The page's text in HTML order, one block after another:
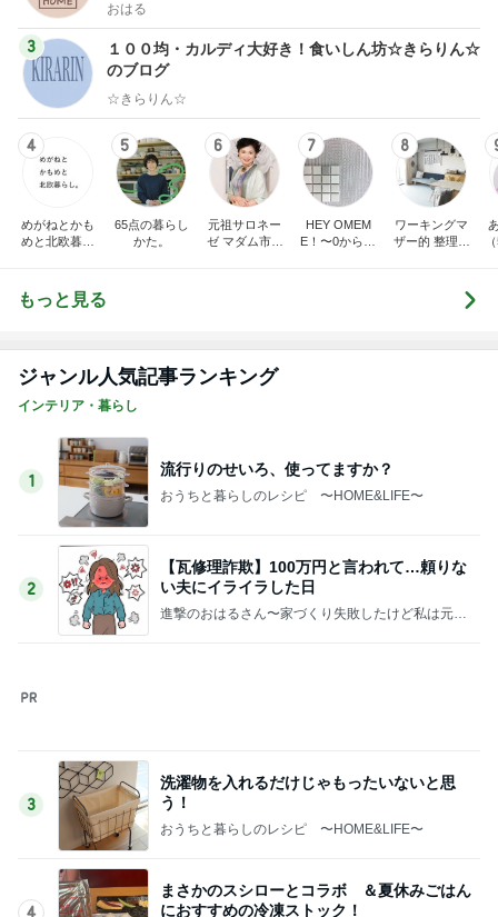
おはる
3
１００均・カルディ大好き！食いしん坊☆きらりん☆
のブログ
☆きらりん☆
4
めがねとかも
めと北欧暮ら
5
65点の暮らし
かた。
6
元祖サロネー
ゼ マダム市川
7
HEY OMEM
E！〜0からの
8
ワーキングマ
ザー的 整理収
もっと見る
ジャンル人気記事ランキング
インテリア・暮らし
1
流行りのせいろ、使ってますか？
おうちと暮らしのレシピ 〜HOME&LIFE〜
2
【瓦修理詐欺】100万円と言われて…頼りな
い夫にイライラした日
進撃のおはるさん〜家づくり失敗したけど私は元気
3
洗濯物を入れるだけじゃもったいないと思
う！
おうちと暮らしのレシピ 〜HOME&LIFE〜
4
まさかのスシローとコラボ ＆夏休みごはん
におすすめの冷凍ストック！